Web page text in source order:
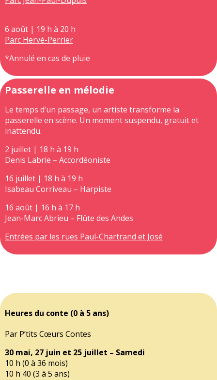
6 août | 19 h à 20 h
Parc Hervé-Perrier
*Annulé en cas de pluie
Passerelle en mélodie
Le temps d’un passage, un artiste transforme la
passerelle en scène. Un moment suspendu, gratuit et
inattendu.
2 juillet | 18 h à 19 h
Denis Labrie – Accordéoniste
16 juillet | 18 h à 19 h
Isabeau Corriveau – Harpiste
16 août | 16 h à 17 h
Jean-Marc Abrieu – Flûte des Andes
Entrées par les rues Paul-Chartrand et José
Heures du conte (0 à 5 ans)
Par P’tits Cœurs Contes
30 mai, 27 juin et 25 juillet – Samedi
10 h (0 à 36 mois)
10 h 40 (3 à 5 ans)